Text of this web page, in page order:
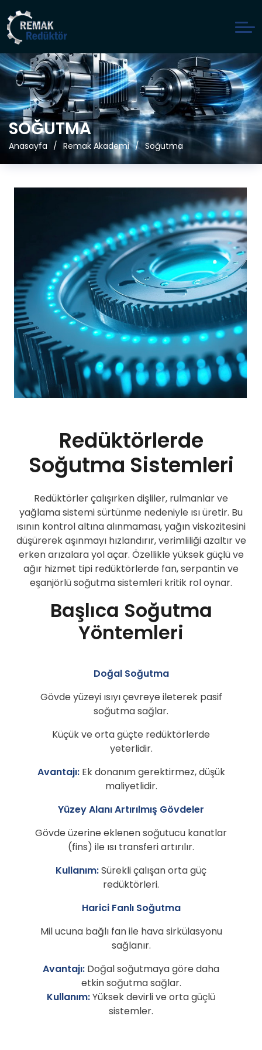
SOĞUTMA
Anasayfa Remak Akademi Soğutma
Redüktörlerde
Soğutma Sistemleri
Redüktörler çalışırken dişliler, rulmanlar ve
yağlama sistemi sürtünme nedeniyle ısı üretir. Bu
ısının kontrol altına alınmaması, yağın viskozitesini
düşürerek aşınmayı hızlandırır, verimliliği azaltır ve
erken arızalara yol açar. Özellikle yüksek güçlü ve
ağır hizmet tipi redüktörlerde fan, serpantin ve
eşanjörlü soğutma sistemleri kritik rol oynar.
Başlıca Soğutma
Yöntemleri
Doğal Soğutma
Gövde yüzeyi ısıyı çevreye ileterek pasif
soğutma sağlar.
Küçük ve orta güçte redüktörlerde
yeterlidir.
Avantajı:Ek donanım gerektirmez, düşük
maliyetlidir.
Yüzey Alanı Artırılmış Gövdeler
Gövde üzerine eklenen soğutucu kanatlar
(fins) ile ısı transferi artırılır.
Kullanım:Sürekli çalışan orta güç
redüktörleri.
Harici Fanlı Soğutma
Mil ucuna bağlı fan ile hava sirkülasyonu
sağlanır.
Avantajı: Doğal soğutmaya göre daha
etkin soğutma sağlar.
Kullanım:Yüksek devirli ve orta güçlü
sistemler.